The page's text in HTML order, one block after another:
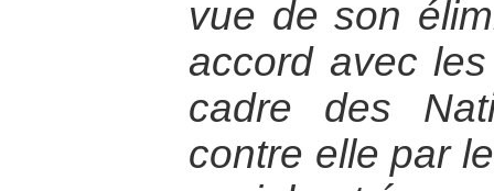
vue de son
accord avec
cadre des
contre elle par